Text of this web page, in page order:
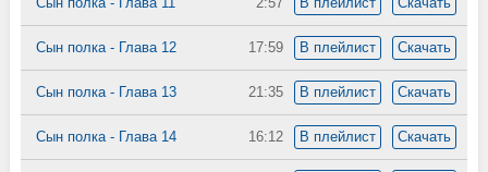
17:59 В плейлист Скачать
Сын полка - Глава 12
21:35 В плейлист Скачать
Сын полка - Глава 13
16:12 В плейлист Скачать
Сын полка - Глава 14